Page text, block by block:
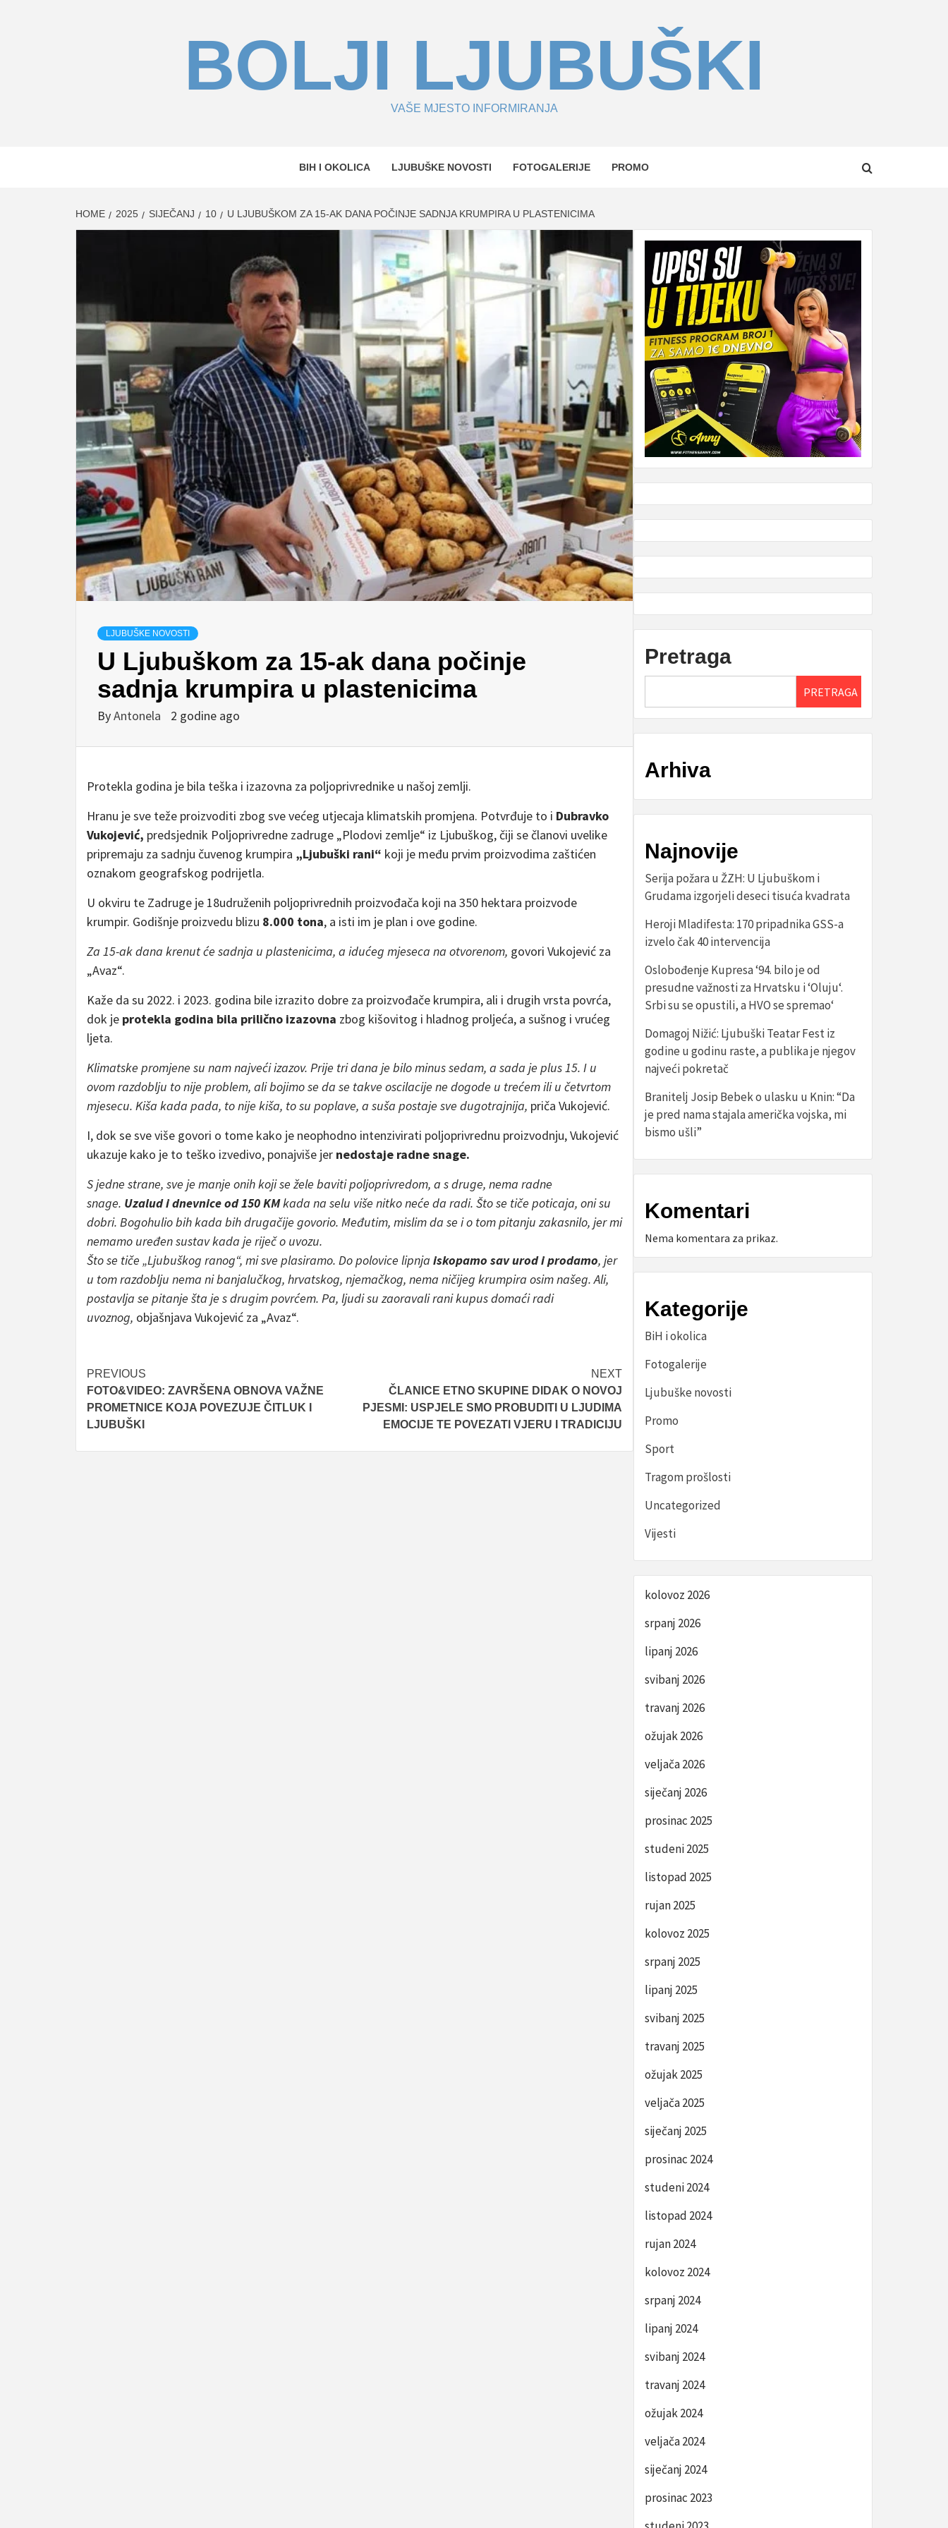
BOLJI LJUBUŠKI
VAŠE MJESTO INFORMIRANJA
BIH I OKOLICA LJUBUŠKE NOVOSTI FOTOGALERIJE PROMO
HOME 2025 SIJEČANJ 10 U LJUBUŠKOM ZA 15-AK DANA POČINJE SADNJA KRUMPIRA U PLASTENICIMA
LJUBUŠKE NOVOSTI
U Ljubuškom za 15-ak dana počinje
sadnja krumpira u plastenicima
ByAntonela 2 godine ago
Protekla godina je bila teška i izazovna za poljoprivrednike u našoj zemlji.
Hranu je sve teže proizvoditi zbog sve većeg utjecaja klimatskih promjena. Potvrđuje to i Dubravko
Vukojević, predsjednik Poljoprivredne zadruge „Plodovi zemlje“ iz Ljubuškog, čiji se članovi uvelike
pripremaju za sadnju čuvenog krumpira „Ljubuški rani“ koji je među prvim proizvodima zaštićen
oznakom geografskog podrijetla.
U okviru te Zadruge je 18udruženih poljoprivrednih proizvođača koji na 350 hektara proizvode
krumpir. Godišnje proizvedu blizu 8.000 tona, a isti im je plan i ove godine.
Za 15-ak dana krenut će sadnja u plastenicima, a idućeg mjeseca na otvorenom, govori Vukojević za
„Avaz“.
Kaže da su 2022. i 2023. godina bile izrazito dobre za proizvođače krumpira, ali i drugih vrsta povrća,
dok je protekla godina bila prilično izazovna zbog kišovitog i hladnog proljeća, a sušnog i vrućeg
ljeta.
Klimatske promjene su nam najveći izazov. Prije tri dana je bilo minus sedam, a sada je plus 15. I u
ovom razdoblju to nije problem, ali bojimo se da se takve oscilacije ne dogode u trećem ili u četvrtom
mjesecu. Kiša kada pada, to nije kiša, to su poplave, a suša postaje sve dugotrajnija, priča Vukojević.
I, dok se sve više govori o tome kako je neophodno intenzivirati poljoprivrednu proizvodnju, Vukojević
ukazuje kako je to teško izvedivo, ponajviše jer nedostaje radne snage.
S jedne strane, sve je manje onih koji se žele baviti poljoprivredom, a s druge, nema radne
snage. Uzalud i dnevnice od 150 KMkada na selu više nitko neće da radi. Što se tiče poticaja, oni su
dobri. Bogohulio bih kada bih drugačije govorio. Međutim, mislim da se i o tom pitanju zakasnilo, jer mi
nemamo uređen sustav kada je riječ o uvozu.
Što se tiče „Ljubuškog ranog“, mi sve plasiramo. Do polovice lipnja iskopamo sav urod i prodamo, jer
u tom razdoblju nema ni banjalučkog, hrvatskog, njemačkog, nema ničijeg krumpira osim našeg. Ali,
postavlja se pitanje šta je s drugim povrćem. Pa, ljudi su zaoravali rani kupus domaći radi
uvoznog, objašnjava Vukojević za „Avaz“.
Post
navigation
PREVIOUS
FOTO&VIDEO: ZAVRŠENA OBNOVA VAŽNE
PROMETNICE KOJA POVEZUJE ČITLUK I
LJUBUŠKI
NEXT
ČLANICE ETNO SKUPINE DIDAK O NOVOJ
PJESMI: USPJELE SMO PROBUDITI U LJUDIMA
EMOCIJE TE POVEZATI VJERU I TRADICIJU
Pretraga
PRETRAGA
Arhiva
Najnovije
Serija požara u ŽZH: U Ljubuškom i
Grudama izgorjeli deseci tisuća kvadrata
Heroji Mladifesta: 170 pripadnika GSS-a
izvelo čak 40 intervencija
Oslobođenje Kupresa ‘94. bilo je od
presudne važnosti za Hrvatsku i ‘Oluju‘.
Srbi su se opustili, a HVO se spremao‘
Domagoj Nižić: Ljubuški Teatar Fest iz
godine u godinu raste, a publika je njegov
najveći pokretač
Branitelj Josip Bebek o ulasku u Knin: “Da
je pred nama stajala američka vojska, mi
bismo ušli”
Komentari
Nema komentara za prikaz.
Kategorije
BiH i okolica
Fotogalerije
Ljubuške novosti
Promo
Sport
Tragom prošlosti
Uncategorized
Vijesti
kolovoz 2026
srpanj 2026
lipanj 2026
svibanj 2026
travanj 2026
ožujak 2026
veljača 2026
siječanj 2026
prosinac 2025
studeni 2025
listopad 2025
rujan 2025
kolovoz 2025
srpanj 2025
lipanj 2025
svibanj 2025
travanj 2025
ožujak 2025
veljača 2025
siječanj 2025
prosinac 2024
studeni 2024
listopad 2024
rujan 2024
kolovoz 2024
srpanj 2024
lipanj 2024
svibanj 2024
travanj 2024
ožujak 2024
veljača 2024
siječanj 2024
prosinac 2023